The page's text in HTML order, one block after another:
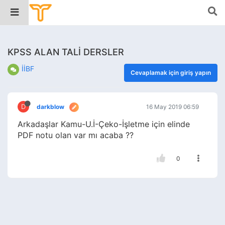
KPSS ALAN TALİ DERSLER
İİBF Cevaplamak için giriş yapın
D darkblow 16 May 2019 06:59
Arkadaşlar Kamu-U.İ-Çeko-İşletme için elinde
PDF notu olan var mı acaba ??
0